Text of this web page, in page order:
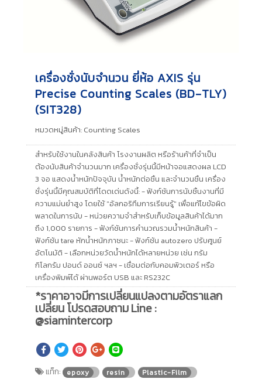
เครื่องชั่งนับจำนวน ยี่ห้อ AXIS รุ่น
Precise Counting Scales (BD-TLY)
(SIT328)
หมวดหมู่สินค้า: Counting Scales
สำหรับใช้งานในคลังสินค้า โรงงานผลิต หรือร้านค้าที่จำเป็น
ต้องนับสินค้าจำนวนมาก เครื่องชั่งรุ่นนี้มีหน้าจอแสดงผล LCD
3 จอ แสดงน้ำหนักปัจจุบัน น้ำหนักต่อชิ้น และจำนวนชิ้น เครื่อง
ชั่งรุ่นนี้มีคุณสมบัติที่โดดเด่นดังนี้: - ฟังก์ชันการนับชิ้นงานที่มี
ความแม่นยำสูง โดยใช้ "อัลกอริทึมการเรียนรู้" เพื่อแก้ไขข้อผิด
พลาดในการนับ - หน่วยความจำสำหรับเก็บข้อมูลสินค้าได้มาก
ถึง 1,000 รายการ - ฟังก์ชันการคำนวณรวมน้ำหนักสินค้า -
ฟังก์ชัน tare หักน้ำหนักภาชนะ - ฟังก์ชัน autozero ปรับศูนย์
อัตโนมัติ - เลือกหน่วยวัดน้ำหนักได้หลายหน่วย เช่น กรัม
กิโลกรัม ปอนด์ ออนซ์ ฯลฯ - เชื่อมต่อกับคอมพิวเตอร์ หรือ
เครื่องพิมพ์ได้ ผ่านพอร์ต USB และ RS232C
*ราคาอาจมีการเปลี่ยนแปลงตามอัตราแลก
เปลี่ยน โปรดสอบถาม Line :
@siamintercorp
แท็ก: epoxy resin
Plastic-Film